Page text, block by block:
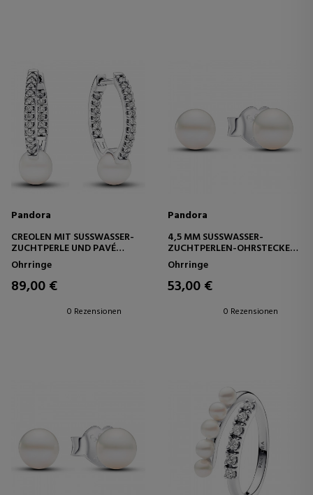
Pandora
CREOLEN MIT SÜSSWASSER-Z
UCHTPERLE UND PAVÉ 2
93171C01
Ohrringe
89,00 €
0 Rezensionen
Pandora
4,5 MM SÜSSWASSER-Z
UCHTPERLEN-OHRSTECKER 2
93168C01
Ohrringe
53,00 €
0 Rezensionen